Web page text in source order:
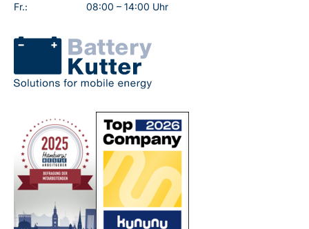
Fr.:
08:00 – 14:00 Uhr